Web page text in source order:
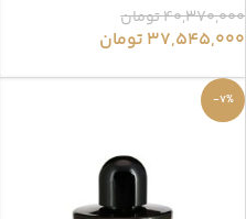
40,370,000تومان
37,545,000 تومان
-7%